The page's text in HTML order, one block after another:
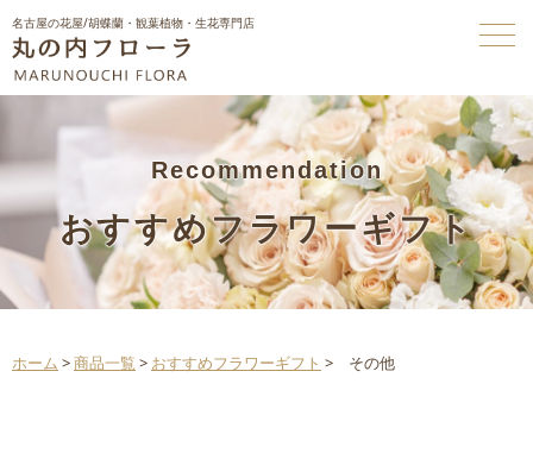
名古屋の花屋/胡蝶蘭・観葉植物・生花専門店
Recommendation
おすすめフラワーギフト
ホーム >商品一覧 > おすすめフラワーギフト > その他